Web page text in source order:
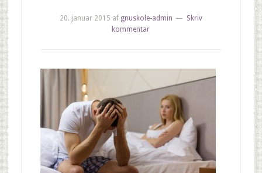
20. januar 2015 af gnuskole-admin
Skriv
kommentar